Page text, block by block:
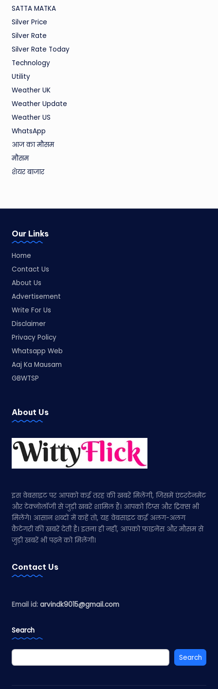
SATTA MATKA
Silver Price
Silver Rate
Silver Rate Today
Technology
Utility
Weather UK
Weather Update
Weather US
WhatsApp
आज का मौसम
मौसम
शेयर बाजार
Our Links
Home
Contact Us
About Us
Advertisement
Write For Us
Disclaimer
Privacy Policy
Whatsapp Web
Aaj Ka Mausam
GBWTSP
About Us
इस वेबसाइट पर आपको कई तरह की खबरें मिलेंगी, जिसमें एंटरटेनमेंट
और टेक्नोलॉजी से जुड़ी खबरें शामिल हैं। आपको टिप्स और ट्रिक्स भी
मिलेंगे। आसान शब्दों में कहें तो, यह वेबसाइट कई अलग-अलग
कैटेगरी की खबरें देती है। इतना ही नहीं, आपको फाइनेंस और मौसम से
जुड़ी खबरें भी पढ़ने को मिलेंगी।
Contact Us
Email id: arvindk9015@gmail.com
Search
Search